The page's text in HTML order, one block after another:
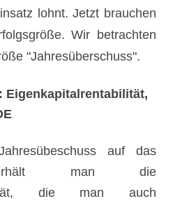
lohnt. Jetzt brauchen
Wir betrachten
"Jahresüberschuss".
Eigenkapitalrentabilität,
auf das
erhält man die
die man auch